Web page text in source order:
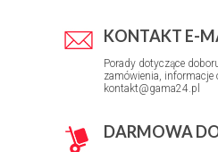
KONTAKT E-
Porady dotyczące
zamówienia, informacje
kontakt@gama24.pl
DARMOWA